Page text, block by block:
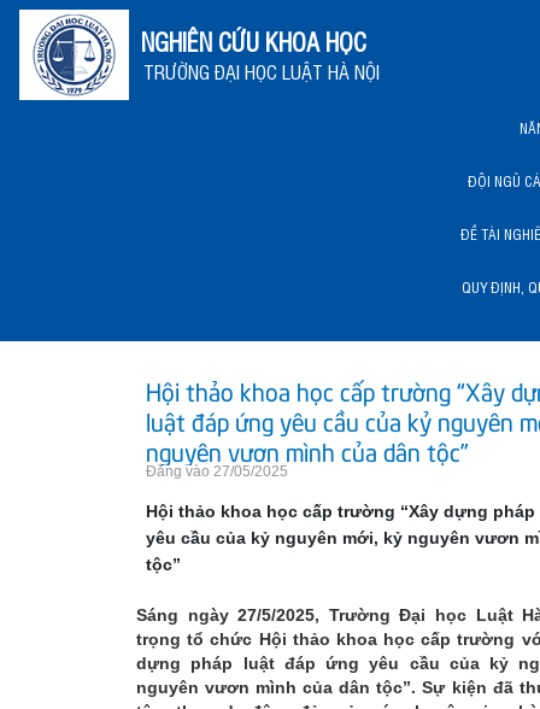
NGHIÊN CỨU KHOA HỌC
TRƯỜNG ĐẠI HỌC LUẬT HÀ NỘI
ĐỘI NGŨ
ĐỀ TÀI
QUY ĐỊNH,
Hội thảo khoa học cấp trường “Xây
luật đáp ứng yêu cầu của kỷ nguyên
nguyên vươn mình của dân tộc”
Đăng vào 27/05/2025
Hội thảo khoa học cấp trường “Xây dựng
yêu cầu của kỷ nguyên mới, kỷ nguyên vươn
tộc”
Sáng ngày 27/5/2025, Trường Đại học Luật
trọng tổ chức Hội thảo khoa học cấp trường
dựng pháp luật đáp ứng yêu cầu của kỷ
nguyên vươn mình của dân tộc”. Sự kiện đã